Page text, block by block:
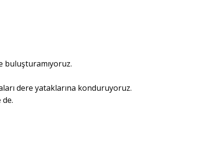
buluşturamıyoruz.
dere yataklarına konduruyoruz.